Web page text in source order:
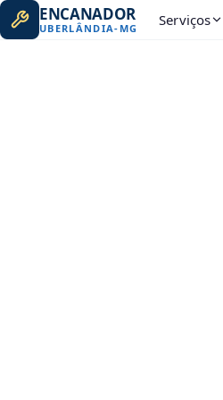
ENCANADOR
UBERLÂNDIA- MG Serviços